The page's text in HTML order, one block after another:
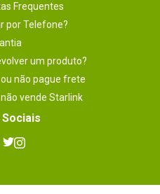
Frequentes
por Telefone?
um produto?
não pague frete
não vende Starlink